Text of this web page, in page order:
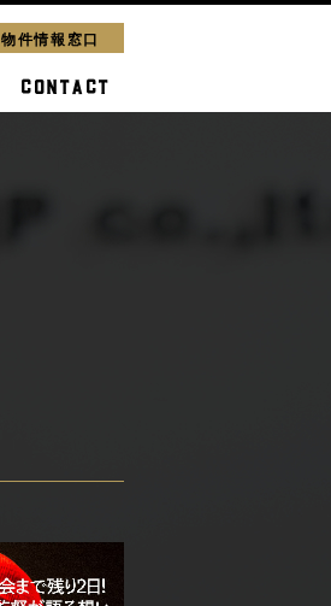
物件情報窓口
CONTACT